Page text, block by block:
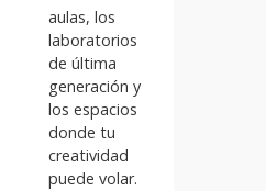
aulas, los
laboratorios
de última
generación y
los espacios
donde tu
creatividad
puede volar.